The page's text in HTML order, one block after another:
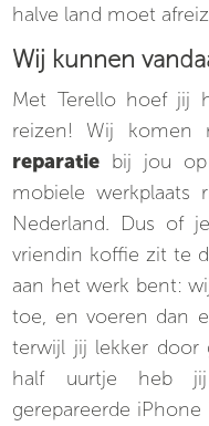
halve land moet
Wij kunnen
Met Terello hoef jij
reizen! Wij komen
reparatie bij jou
mobiele
Nederland. Dus of
vriendin koffie zit te
aan het werk bent:
toe, en voeren dan
terwijl jij lekker door
half uurtje heb
gerepareerde